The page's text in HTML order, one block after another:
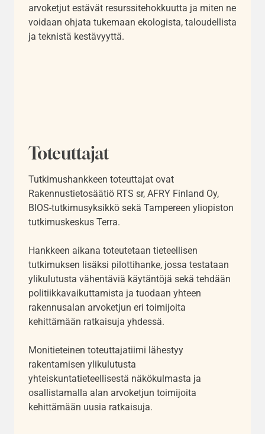
arvoketjut estävät resurssitehokkuutta ja miten ne
voidaan ohjata tukemaan ekologista, taloudellista
ja teknistä kestävyyttä.
Toteuttajat
Tutkimushankkeen toteuttajat ovat
Rakennustietosäätiö RTS sr, AFRY Finland Oy,
BIOS-tutkimusyksikkö sekä Tampereen yliopiston
tutkimuskeskus Terra.
Hankkeen aikana toteutetaan tieteellisen
tutkimuksen lisäksi pilottihanke, jossa testataan
ylikulutusta vähentäviä käytäntöjä sekä tehdään
politiikkavaikuttamista ja tuodaan yhteen
rakennusalan arvoketjun eri toimijoita
kehittämään ratkaisuja yhdessä.
Monitieteinen toteuttajatiimi lähestyy
rakentamisen ylikulutusta
yhteiskuntatieteellisestä näkökulmasta ja
osallistamalla alan arvoketjun toimijoita
kehittämään uusia ratkaisuja.